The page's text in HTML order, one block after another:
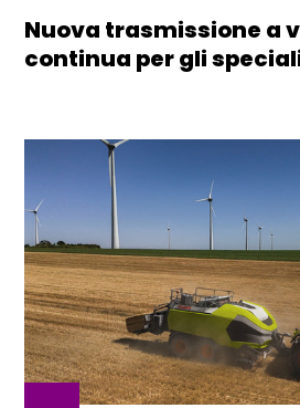
Nuova trasmissione a
continua per gli